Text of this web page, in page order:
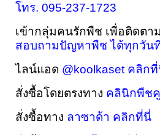
โทร. 095-237-1723
สอบถามปัญหาพืช ได้ทุกวัน
ไลน์แอด @koolkaset คลิก
สั่งซื้อโดยตรงทาง คลินิกพืช
สั่งซื้อทาง ลาซาด้า คลิกที่นี่